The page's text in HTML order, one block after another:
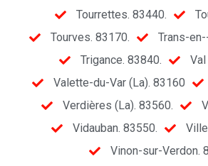
Tourrettes. 83440.
Tourves. 83170.
Trans-
Trigance. 83840.
Valette-du-Var (La). 83160
Verdières (La). 83560.
Vidauban. 83550.
Vinon-sur-Verdon.